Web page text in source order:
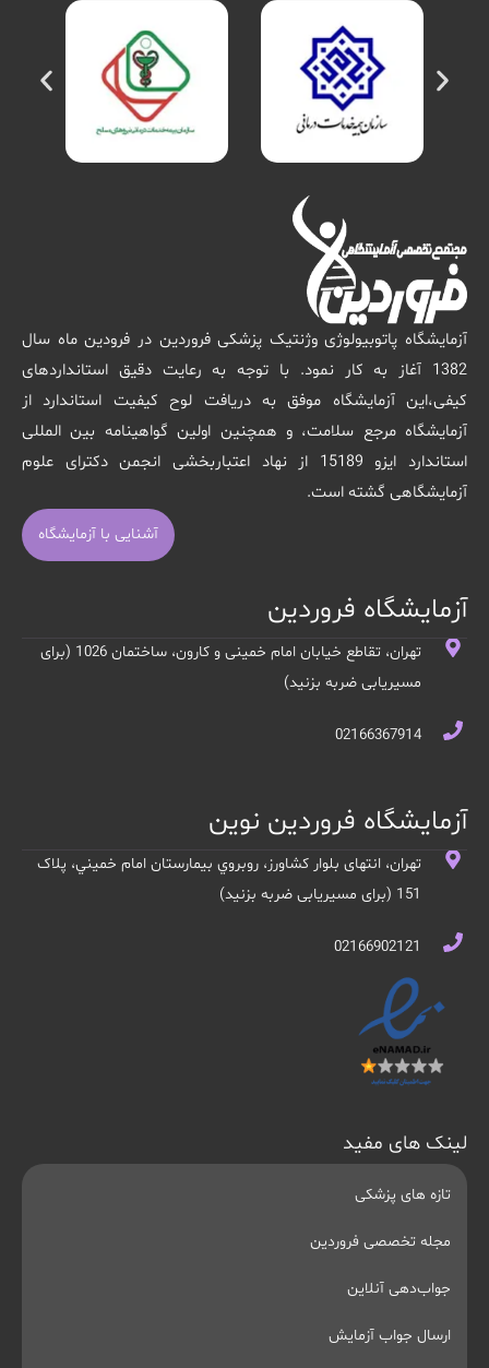
آزمایشگاه پاتوبیولوژی وژنتیک پزشکی فروردین در فرودین ماه سال
1382 آغاز به کار نمود. با توجه به رعایت دقیق استانداردهای
کیفی،این آزمایشگاه موفق به دریافت لوح کیفیت استاندارد از
آزمایشگاه مرجع سلامت، و همچنین اولین گواهینامه بین المللی
استاندارد ایزو 15189 از نهاد اعتباربخشی انجمن دکترای علوم
آزمایشگاهی گشته است.
آشنایی با آزمایشگاه
آزمایشگاه فروردین
تهران، تقاطع خیابان امام خمینی و کارون، ساختمان 1026 (برای
مسیریابی ضربه بزنید)
02166367914
آزمایشگاه فروردین نوین
تهران، انتهای بلوار کشاورز، روبروي بيمارستان امام خميني، پلاک
151 (برای مسیریابی ضربه بزنید)
02166902121
لینک های مفید
تازه های پزشکی
مجله تخصصی فروردین
جواب‌دهی آنلاین
ارسال جواب آزمایش